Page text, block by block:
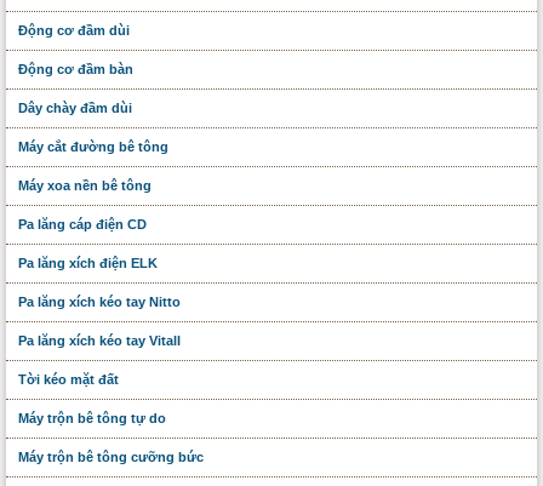
Động cơ đầm dùi
Động cơ đầm bàn
Dây chày đầm dùi
Máy cắt đường bê tông
Máy xoa nền bê tông
Pa lăng cáp điện CD
Pa lăng xích điện ELK
Pa lăng xích kéo tay Nitto
Pa lăng xích kéo tay Vitall
Tời kéo mặt đất
Máy trộn bê tông tự do
Máy trộn bê tông cưỡng bức